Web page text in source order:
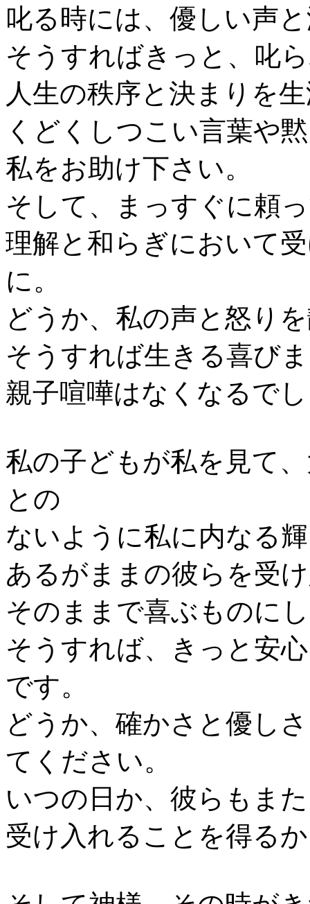
叱る時には、優しい声
そうすればきっと、叱
人生の秩序と決まりを
くどくしつこい言葉や
私をお助け下さい。
そして、まっすぐに頼
理解と和らぎにおいて
に。
どうか、私の声と怒り
そうすれば生きる喜び
親子喧嘩はなくなるで
私の子どもが私を見て
との
ないように私に内なる
あるがままの彼らを受
そのままで喜ぶものに
そうすれば、きっと安
です。
どうか、確かさと優し
てください。
いつの日か、彼らもま
受け入れることを得る